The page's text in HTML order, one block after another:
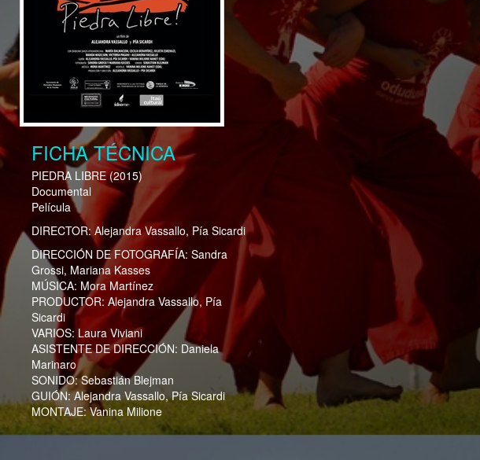
FICHA TÉCNICA
PIEDRA LIBRE(2015)
Documental
Película
DIRECTOR: Alejandra Vassallo, Pía Sicardi
DIRECCIÓN DE FOTOGRAFÍA: Sandra
Grossi, Mariana Kasses
MÚSICA: Mora Martínez
PRODUCTOR: Alejandra Vassallo, Pía
Sicardi
VARIOS: Laura Viviani
ASISTENTE DE DIRECCIÓN: Daniela
Marinaro
SONIDO:Sebastián Blejman
GUIÓN:Alejandra Vassallo, Pía Sicardi
MONTAJE:Vanina Milione